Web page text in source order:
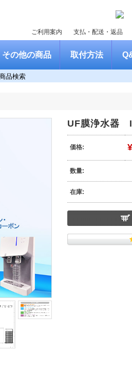
ご利用案内 支払・配送・返品
その他の商品 取付方法
UF膜浄水器
価格:
数量:
在庫: